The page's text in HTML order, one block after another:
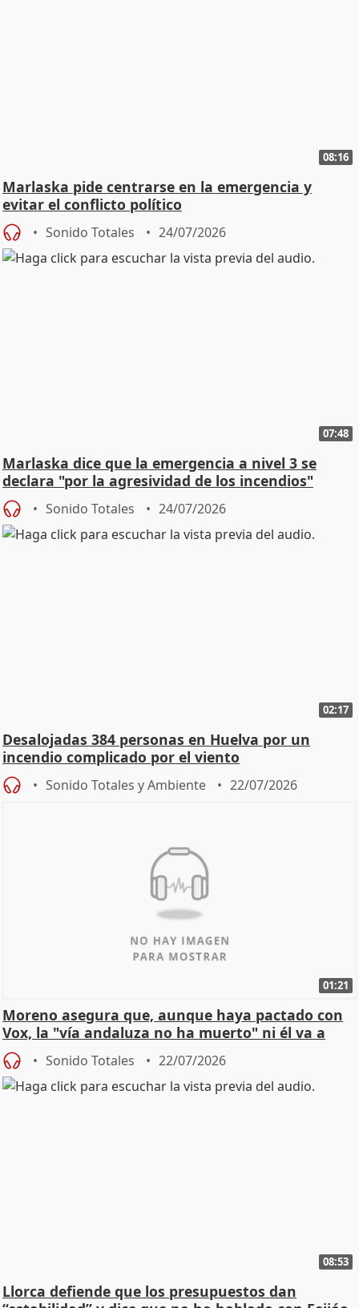
08:16
Marlaska pide centrarse en la emergencia y
evitar el conflicto político
Sonido Totales 24/07/2026
07:48
Marlaska dice que la emergencia a nivel 3 se
declara "por la agresividad de los incendios"
Sonido Totales 24/07/2026
02:17
Desalojadas 384 personas en Huelva por un
incendio complicado por el viento
Sonido Totales y Ambiente 22/07/2026
01:21
Moreno asegura que, aunque haya pactado con
Vox, la "vía andaluza no ha muerto" ni él va a
"cambiar"
Sonido Totales 22/07/2026
08:53
Llorca defiende que los presupuestos dan